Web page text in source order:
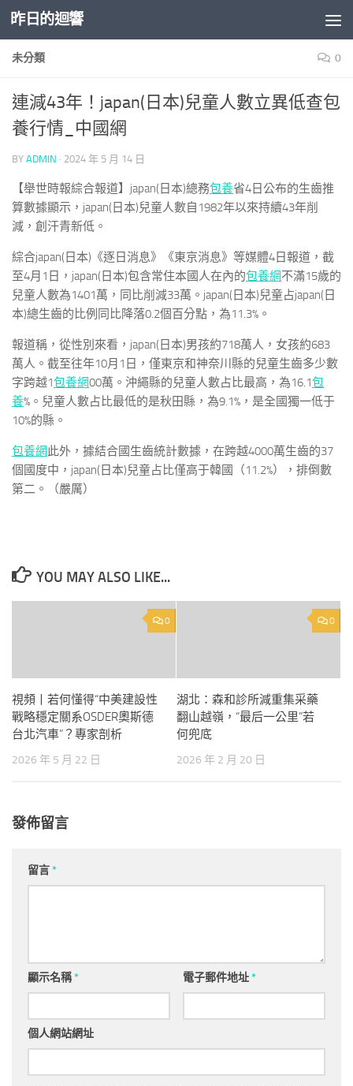
Skip to content
昨日的迴響
未分類 0
連減43年！japan(日本)兒童人數立異低查包
養行情_中國網
BY ADMIN · 2024 年 5 月 14 日
【舉世時報綜合報道】japan(日本)總務包養省4日公布的生齒推
算數據顯示，japan(日本)兒童人數自1982年以來持續43年削
減，創汗青新低。
綜合japan(日本)《逐日消息》《東京消息》等媒體4日報道，截
至4月1日，japan(日本)包含常住本國人在內的包養網不滿15歲的
兒童人數為1401萬，同比削減33萬。japan(日本)兒童占japan(日
本)總生齒的比例同比降落0.2個百分點，為11.3%。
報道稱，從性別來看，japan(日本)男孩約718萬人，女孩約683
萬人。截至往年10月1日，僅東京和神奈川縣的兒童生齒多少數
字跨越1包養網00萬。沖繩縣的兒童人數占比最高，為16.1包
養%。兒童人數占比最低的是秋田縣，為9.1%，是全國獨一低于
10%的縣。
包養網 此外，據結合國生齒統計數據，在跨越4000萬生齒的37
個國度中，japan(日本)兒童占比僅高于韓國（11.2%），排倒數
第二。（嚴厲）
YOU MAY ALSO LIKE...
0
視頻丨若何懂得“中美建設性
戰略穩定關系OSDER奧斯德
台北汽車”？專家剖析
2026 年 5 月 22 日
0
湖北：森和診所減重集采藥
翻山越嶺，“最后一公里”若
何兜底
2026 年 2 月 20 日
發佈留言
留言*
顯示名稱* 電子郵件地址*
個人網站網址